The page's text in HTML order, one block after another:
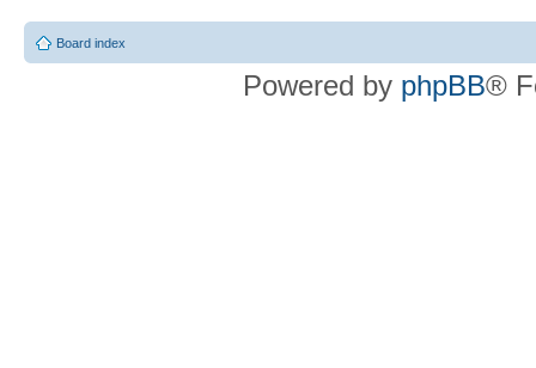
Board index
Powered by phpBB®